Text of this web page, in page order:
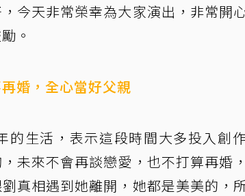
今天非常榮幸為大家演出，非常開心
。
婚，全心當好父親
生活，表示這段時間大多投入創
未來不會再談戀愛，也不打算再婚
真相遇到她離開，她都是美美的，